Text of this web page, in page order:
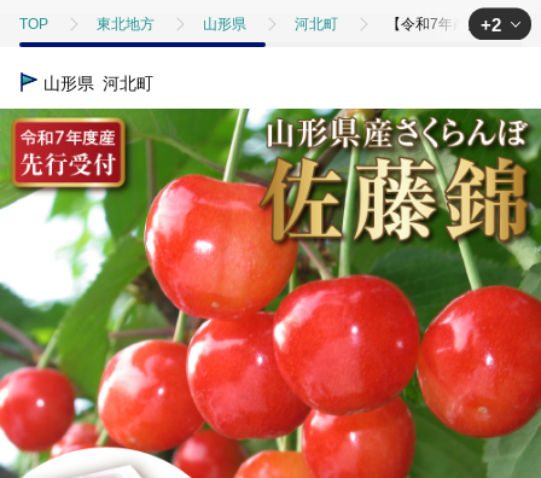
TOP 東北地方 山形県 河北町 【令和7年産先行予約
TOP
TOP フルーツ さくらんぼ 【令和7年産先行予約】さくら
+2
山形県 河北町